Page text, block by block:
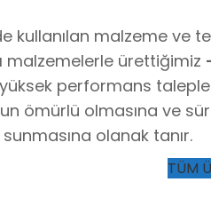
kullanılan malzeme ve
malzemelerle ürettiğimiz
performans
ömürlü olmasına ve
sunmasına olanak tanır.
TÜM